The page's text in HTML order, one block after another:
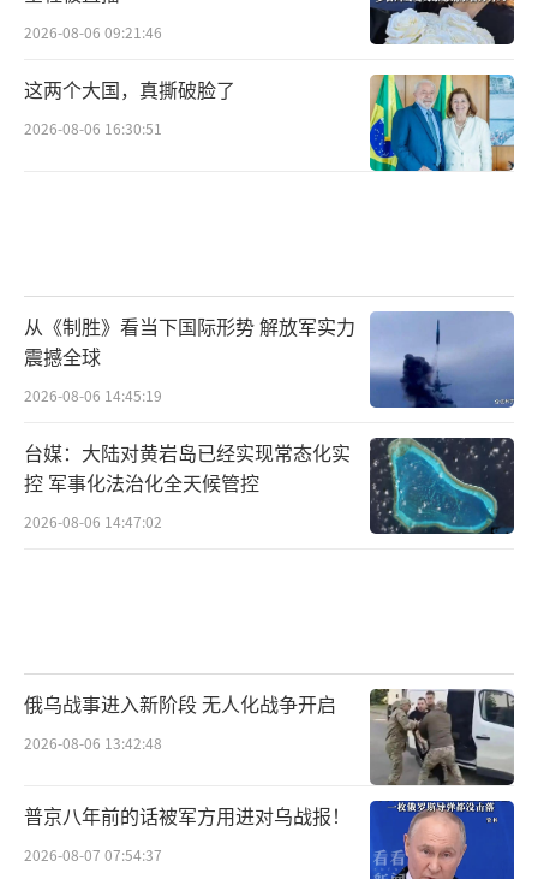
2026-08-06 09:21:46
这两个大国，真撕破脸了
2026-08-06 16:30:51
从《制胜》看当下国际形势 解放军实力
震撼全球
2026-08-06 14:45:19
台媒：大陆对黄岩岛已经实现常态化实
控 军事化法治化全天候管控
2026-08-06 14:47:02
俄乌战事进入新阶段 无人化战争开启
2026-08-06 13:42:48
普京八年前的话被军方用进对乌战报！
2026-08-07 07:54:37